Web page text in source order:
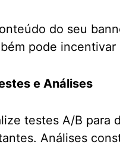
do seu
pode
e Análises
testes A/B para
Análises